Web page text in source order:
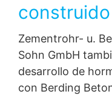
Zementrohr- u.
Sohn GmbH
desarrollo de
con Berding